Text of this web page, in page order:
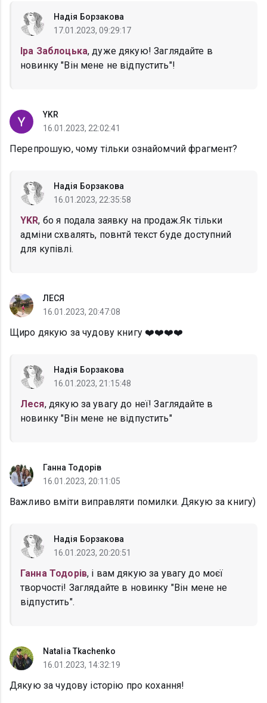
Надія Борзакова
17.01.2023, 09:29:17
Іра Заблоцька, дуже дякую! Заглядайте в
новинку "Він мене не відпустить"!
YKR
16.01.2023, 22:02:41
Перепрошую, чому тільки ознайомчий фрагмент?
Надія Борзакова
16.01.2023, 22:35:58
YKR, бо я подала заявку на продаж.Як тільки
адміни схвалять, повнтй текст буде доступний
для купівлі.
ЛЕСЯ
16.01.2023, 20:47:08
Щиро дякую за чудову книгу ❤️❤️❤️❤️
Надія Борзакова
16.01.2023, 21:15:48
Леся, дякую за увагу до неї! Заглядайте в
новинку "Він мене не відпустить"
Ганна Тодорів
16.01.2023, 20:11:05
Важливо вміти виправляти помилки. Дякую за книгу)
Надія Борзакова
16.01.2023, 20:20:51
Ганна Тодорів, і вам дякую за увагу до моєї
творчості! Заглядайте в новинку "Він мене не
відпустить".
Natalia Tkachenko
16.01.2023, 14:32:19
Дякую за чудову історію про кохання!